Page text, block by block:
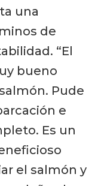
una
de
“El
bueno
Pude
e
Es un
el salmón y